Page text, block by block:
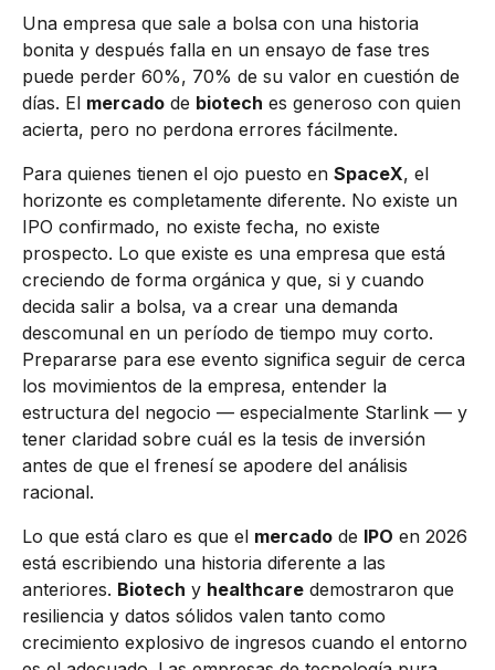
Una empresa que sale a bolsa con una historia
bonita y después falla en un ensayo de fase tres
puede perder 60%, 70% de su valor en cuestión de
días. El mercado de biotech es generoso con quien
acierta, pero no perdona errores fácilmente.
Para quienes tienen el ojo puesto en SpaceX, el
horizonte es completamente diferente. No existe un
IPO confirmado, no existe fecha, no existe
prospecto. Lo que existe es una empresa que está
creciendo de forma orgánica y que, si y cuando
decida salir a bolsa, va a crear una demanda
descomunal en un período de tiempo muy corto.
Prepararse para ese evento significa seguir de cerca
los movimientos de la empresa, entender la
estructura del negocio — especialmente Starlink — y
tener claridad sobre cuál es la tesis de inversión
antes de que el frenesí se apodere del análisis
racional.
Lo que está claro es que el mercado de IPO en 2026
está escribiendo una historia diferente a las
anteriores. Biotech y healthcare demostraron que
resiliencia y datos sólidos valen tanto como
crecimiento explosivo de ingresos cuando el entorno